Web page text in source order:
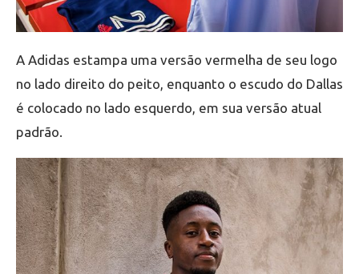
A Adidas estampa uma versão vermelha de seu logo
no lado direito do peito, enquanto o escudo do Dallas
é colocado no lado esquerdo, em sua versão atual
padrão.